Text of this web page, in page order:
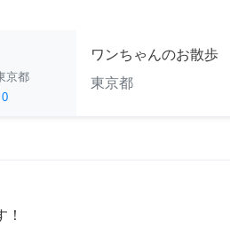
京都
0
ワンちゃんのお散歩
東京都